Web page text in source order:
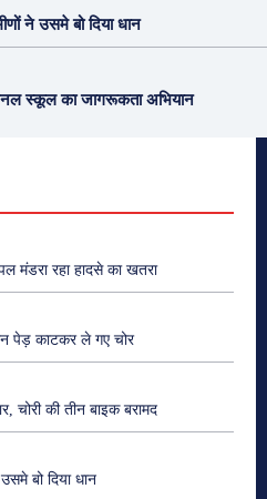
ने उसमे बो दिया धान
स्कूल का जागरूकता अभियान
मंडरा रहा हादसे का खतरा
पेड़ काटकर ले गए चोर
चोरी की तीन बाइक बरामद
बो दिया धान